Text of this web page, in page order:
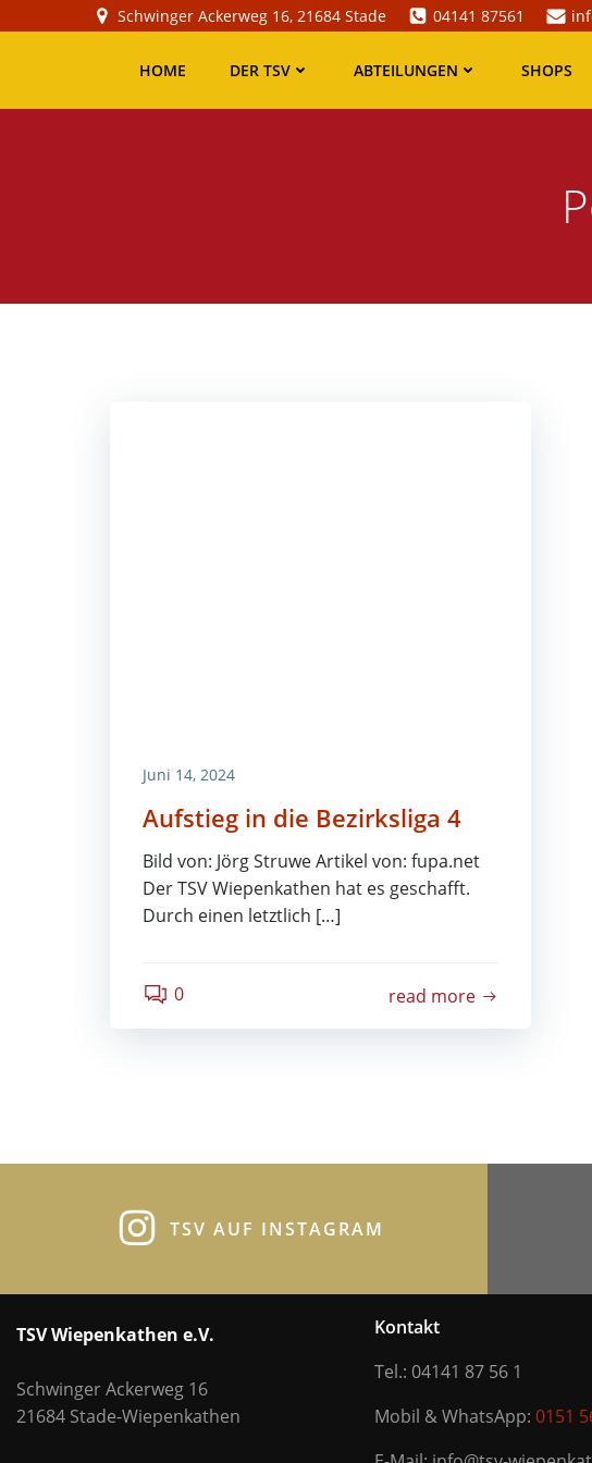
Inhalt
Schwinger Ackerweg 16, 21684 Stade 04141 87561
HOME DER TSV ABTEILUNGEN SHOPS
Juni 14, 2024
Aufstieg in die Bezirksliga 4
Bild von: Jörg Struwe Artikel von: fupa.net
Der TSV Wiepenkathen hat es geschafft.
Durch einen letztlich […]
0 read more
TSV AUF INSTAGRAM
TSV Wiepenkathen e.V.
Schwinger Ackerweg 16
21684 Stade-Wiepenkathen
Kontakt
Tel.: 04141 87 56 1
Mobil & WhatsApp: 0151